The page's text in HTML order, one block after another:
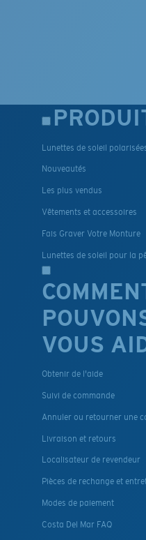
Lunettes de soleil
Nouveautés
Les plus vendus
Vêtements et accessoires
Fais Graver Votre Monture
Lunettes de soleil pour la
VOUS
Obtenir de l'aide
Suivi de commande
Annuler ou retourner une
Livraison et retours
Localisateur de revendeur
Pièces de rechange et
Modes de paiement
Costa Del Mar FAQ